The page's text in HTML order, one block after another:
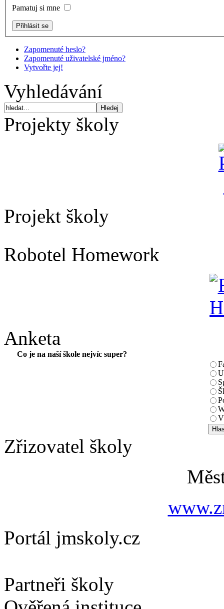
Pamatuj si mne
Zapomenuté heslo?
Zapomenuté uživatelské jméno?
Vytvořte jej!
Vyhledávání
Projekty školy
Projekt školy
Robotel Homework
Anketa
Co je na naší škole nejvíc super?
Zřizovatel školy
Portál jmskoly.cz
Partneři školy